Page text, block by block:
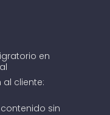
en
cliente:
sin